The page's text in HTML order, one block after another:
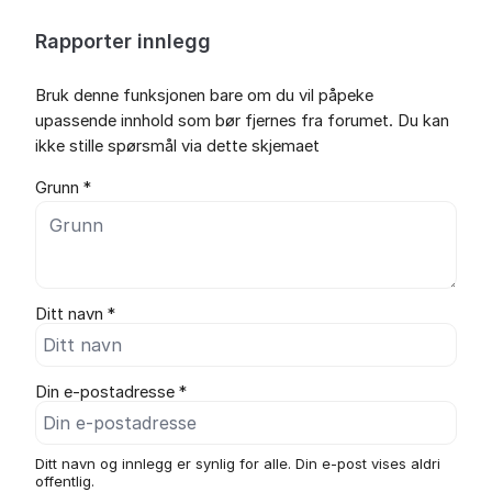
Rapporter innlegg
Bruk denne funksjonen bare om du vil påpeke
upassende innhold som bør fjernes fra forumet. Du kan
ikke stille spørsmål via dette skjemaet
Grunn *
Ditt navn *
Din e-postadresse *
Ditt navn og innlegg er synlig for alle. Din e-post vises aldri
offentlig.